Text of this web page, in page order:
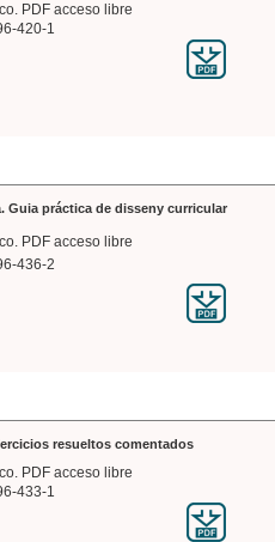
PDF acceso libre
420-1
Guia práctica de disseny curricular
PDF acceso libre
436-2
resueltos comentados
PDF acceso libre
433-1